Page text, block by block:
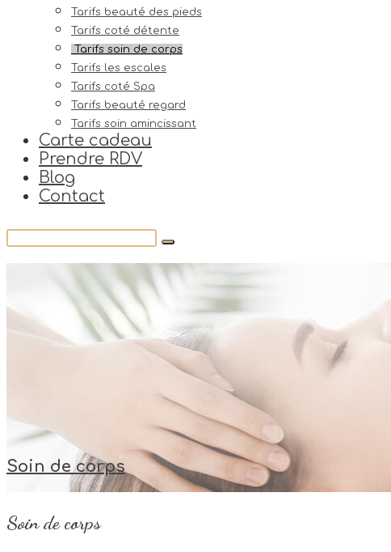
Tarifs beauté des pieds
Tarifs coté détente
Tarifs soin de corps
Tarifs les escales
Tarifs coté Spa
Tarifs beauté regard
Tarifs soin amincissant
Carte cadeau
Prendre RDV
Blog
Contact
Soin de corps
Soin de corps